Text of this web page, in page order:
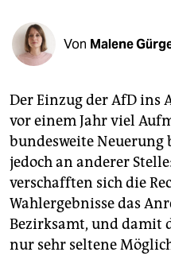
fragen & hilfe
abo
genossenschaft
epaper login
Von Malene
Der Einzug der AfD ins
vor einem Jahr viel
bundesweite Neuerung
jedoch an anderer
verschafften sich die
Wahlergebnisse das
Bezirksamt, und damit
nur sehr seltene